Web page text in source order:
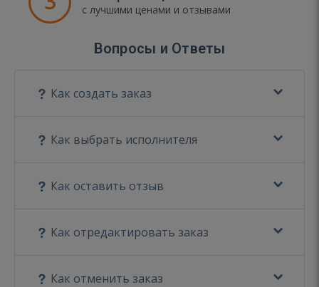
с лучшими ценами и отзывами
Вопросы и Ответы
Как создать заказ
Как выбрать исполнителя
Как оставить отзыв
Как отредактировать заказ
Как отменить заказ